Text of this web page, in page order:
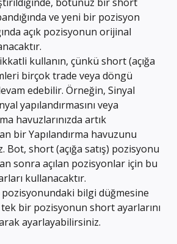
ve yeni bir pozisyon
açık pozisyonun orijinal
kullanın, çünkü short (açığa
birçok trade veya döngü
edebilir. Örneğin, Sinyal
yapılandırmasını veya
havuzlarınızda artık
bir Yapılandırma havuzunu
Bot, short (açığa satış) pozisyonu
sonra açılan pozisyonlar için bu
kullanacaktır.
pozisyonundaki bilgi düğmesine
bir pozisyonun short ayarlarını
ayarlayabilirsiniz.